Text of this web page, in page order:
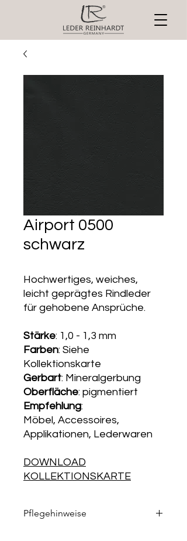
Airport 0500
schwarz
Hochwertiges, weiches,
leicht geprägtes Rindleder
für gehobene Ansprüche.
Stärke: 1,0 - 1,3 mm
Farben: Siehe
Kollektionskarte
Gerbart: Mineralgerbung
Oberfläche: pigmentiert
Empfehlung:
Möbel, Accessoires,
Applikationen, Lederwaren
DOWNLOAD
KOLLEKTIONSKARTE
Pflegehinweise